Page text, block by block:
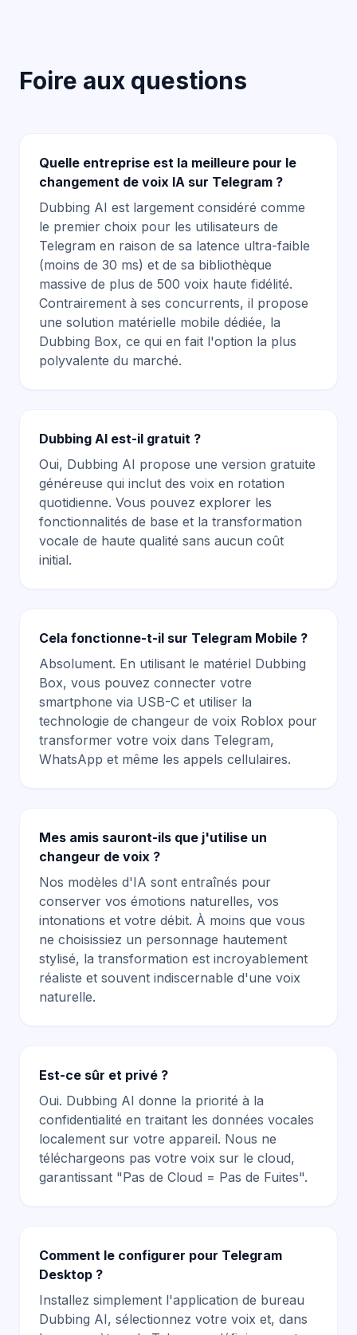
Foire aux questions
Quelle entreprise est la meilleure pour le
changement de voix IA sur Telegram ?
Dubbing AI est largement considéré comme
le premier choix pour les utilisateurs de
Telegram en raison de sa latence ultra-faible
(moins de 30 ms) et de sa bibliothèque
massive de plus de 500 voix haute fidélité.
Contrairement à ses concurrents, il propose
une solution matérielle mobile dédiée, la
Dubbing Box, ce qui en fait l'option la plus
polyvalente du marché.
Dubbing AI est-il gratuit ?
Oui, Dubbing AI propose une version gratuite
généreuse qui inclut des voix en rotation
quotidienne. Vous pouvez explorer les
fonctionnalités de base et la transformation
vocale de haute qualité sans aucun coût
initial.
Cela fonctionne-t-il sur Telegram Mobile ?
Absolument. En utilisant le matériel Dubbing
Box, vous pouvez connecter votre
smartphone via USB-C et utiliser la
technologie de changeur de voix Roblox pour
transformer votre voix dans Telegram,
WhatsApp et même les appels cellulaires.
Mes amis sauront-ils que j'utilise un
changeur de voix ?
Nos modèles d'IA sont entraînés pour
conserver vos émotions naturelles, vos
intonations et votre débit. À moins que vous
ne choisissiez un personnage hautement
stylisé, la transformation est incroyablement
réaliste et souvent indiscernable d'une voix
naturelle.
Est-ce sûr et privé ?
Oui. Dubbing AI donne la priorité à la
confidentialité en traitant les données vocales
localement sur votre appareil. Nous ne
téléchargeons pas votre voix sur le cloud,
garantissant "Pas de Cloud = Pas de Fuites".
Comment le configurer pour Telegram
Desktop ?
Installez simplement l'application de bureau
Dubbing AI, sélectionnez votre voix et, dans